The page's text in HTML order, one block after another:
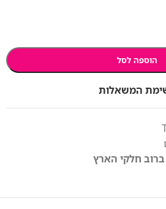
הוספה לסל
המשאלות